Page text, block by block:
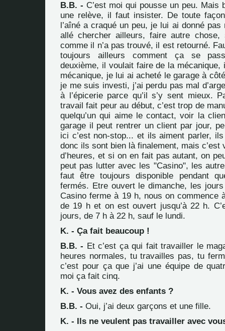
B.B. - C’est moi qui pousse un peu. Mais
une relève, il faut insister. De toute
l’aîné a craqué un peu, je lui ai donné
allé chercher ailleurs, faire autre
comme il n’a pas trouvé, il est retourné.
toujours ailleurs comment ça se
deuxième, il voulait faire de la mécanique,
mécanique, je lui ai acheté le garage à
je me suis investi, j’ai perdu pas mal
à l’épicerie parce qu’il s’y sent mieux.
travail fait peur au début, c’est trop de
quelqu’un qui aime le contact, voir la
garage il peut rentrer un client par jour,
ici c’est non-stop... et ils aiment parler,
donc ils sont bien là finalement, mais c’est
d’heures, et si on en fait pas autant, on
peut pas lutter avec les "Casino", les
faut être toujours disponible pendant
fermés. Etre ouvert le dimanche, les
Casino ferme à 19 h, nous on commence
de 19 h et on est ouvert jusqu’à 22 h.
jours, de 7 h à 22 h, sauf le lundi.
K. - Ça fait beaucoup !
B.B. - Et c’est ça qui fait travailler le
heures normales, tu travailles pas, tu
c’est pour ça que j’ai une équipe de
moi ça fait cinq.
K. - Vous avez des enfants ?
B.B. - Oui, j’ai deux garçons et une fille.
K. - Ils ne veulent pas travailler avec